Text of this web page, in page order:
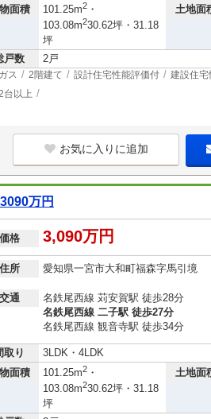
面積
101.25m2 ・
103.08m230.62坪・31.18
坪
土地面
戸数 2戸
ス 2階建て 設計住宅性能評価付 建設住宅
台以上
お気に入りに追加
万円
価格 3,090万円
住所 愛知県一宮市大和町福森字馬引境
交通
名鉄尾西線 苅安賀駅 徒歩28分
名鉄尾西線 二子駅 徒歩27分
名鉄尾西線 観音寺駅 徒歩34分
取り
3LDK・4LDK
面積
101.25m2 ・
103.08m230.62坪・31.18
坪
土地面